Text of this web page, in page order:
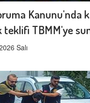
Kanunu'nda
teklifi TBMM'ye
Salı